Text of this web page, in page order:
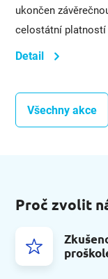
ukončen
celostátní platností
Detail
Všechny akce
Proč zvolit